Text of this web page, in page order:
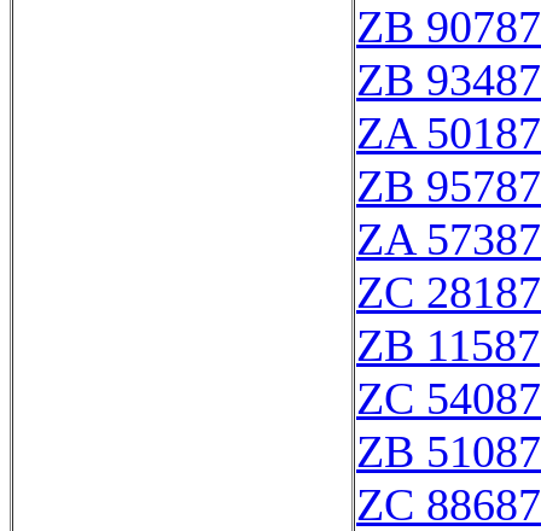
ZB 90787
ZB 93487
ZA 50187
ZB 95787
ZA 57387
ZC 28187
ZB 11587
ZC 54087
ZB 51087
ZC 88687